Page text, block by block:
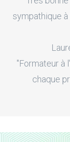
sympathique
"Formateur à
chaque